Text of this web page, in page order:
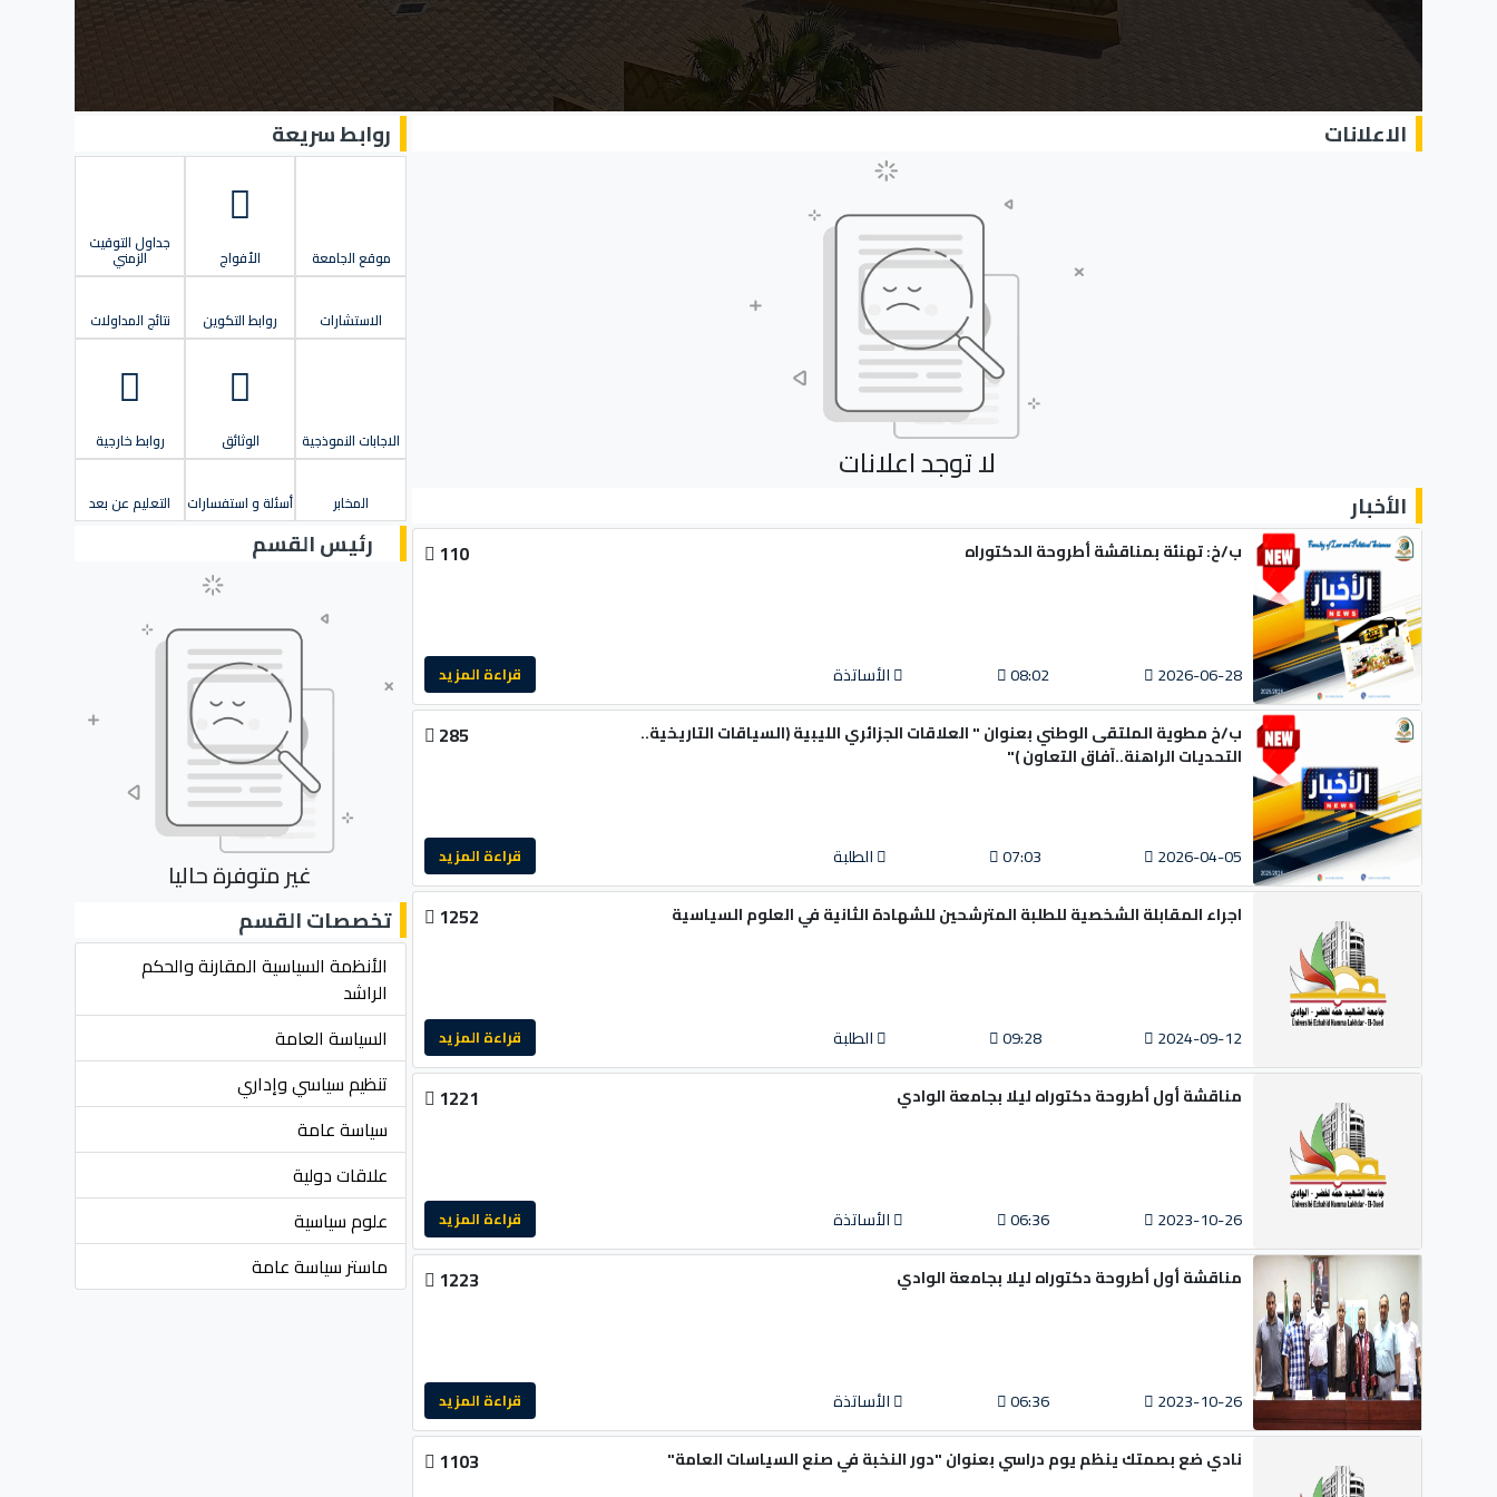
الاعلانات
لا توجد اعلانات
الأخبار
ب/خ: تهنئة بمناقشة أطروحة الدكتوراه 110
2026-06-28
08:02 الأساتذة قراءة المزيد
ب/خ مطوية الملتقى الوطني بعنوان " العلاقات الجزائري الليبية (السياقات التاريخية..
التحديات الراهنة..آفاق التعاون )"
285
2026-04-05
07:03 الطلبة قراءة المزيد
اجراء المقابلة الشخصية للطلبة المترشحين للشهادة الثانية في العلوم السياسية 1252
2024-09-12
09:28 الطلبة قراءة المزيد
مناقشة أول أطروحة دكتوراه ليلا بجامعة الوادي 1221
2023-10-26
06:36 الأساتذة قراءة المزيد
مناقشة أول أطروحة دكتوراه ليلا بجامعة الوادي 1223
2023-10-26
06:36 الأساتذة قراءة المزيد
نادي ضع بصمتك ينظم يوم دراسي بعنوان "دور النخبة في صنع السياسات العامة" 1103
روابط سريعة
موقع الجامعة الأفواج
جداول التوقيت
الزمني
الاستشارات روابط التكوين نتائج المداولات
الاجابات النموذجية الوثائق روابط خارجية
المخابر أسئلة و استفسارات التعليم عن بعد
رئيس القسم
غير متوفرة حاليا
تخصصات القسم
الأنظمة السياسية المقارنة والحكم
الراشد
السياسة العامة
تنظيم سياسي وإداري
سياسة عامة
علاقات دولية
علوم سياسية
ماستر سياسة عامة